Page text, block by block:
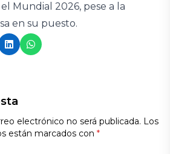
Mundial 2026, pese a la
en su puesto.
electrónico no será publicada. Los
están marcados con *